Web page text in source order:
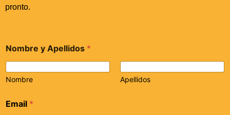
pronto.
Nombre y Apellidos *
Nombre Apellidos
Email *